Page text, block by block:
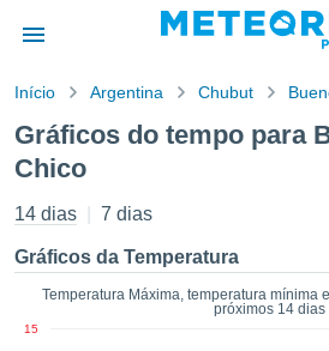
da
por
que as
a este
Início Argentina Chubut
Gráficos do tempo para
Chico
14 dias 7 dias
Gráficos da Temperatura
Temperatura Máxima, temperatura mínima
próximos 14 dias
15